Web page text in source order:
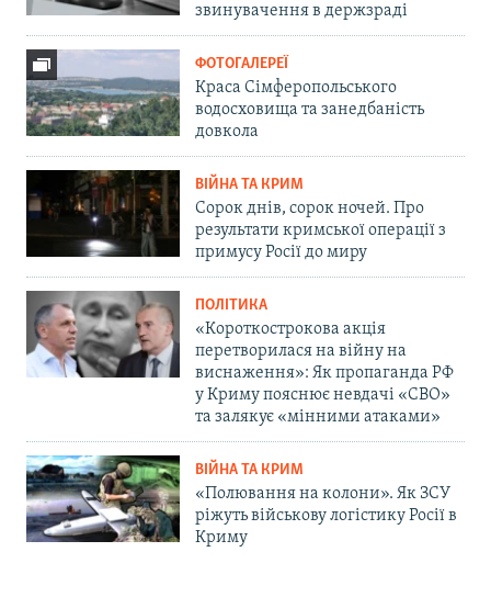
звинувачення в держзраді
ФОТОГАЛЕРЕЇ
Краса Сімферопольського
водосховища та занедбаність
довкола
ВІЙНА ТА КРИМ
Сорок днів, сорок ночей. Про
результати кримської операції з
примусу Росії до миру
ПОЛІТИКА
«Короткострокова акція
перетворилася на війну на
виснаження»: Як пропаганда РФ
у Криму пояснює невдачі «СВО»
та залякує «мінними атаками»
ВІЙНА ТА КРИМ
«Полювання на колони». Як ЗСУ
ріжуть військову логістику Росії в
Криму